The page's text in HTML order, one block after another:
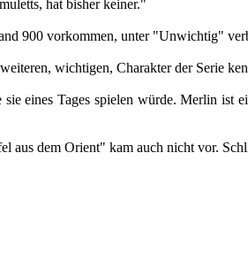
hat bisher keiner."
900 vorkommen, unter "Unwichtig"
wichtigen, Charakter der Serie
eines Tages spielen würde. Merlin
aus dem Orient" kam auch nicht vor.